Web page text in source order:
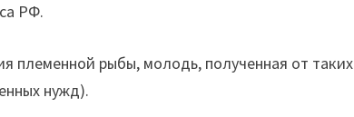
РФ.
племенной рыбы, молодь, полученная от таких
нужд).